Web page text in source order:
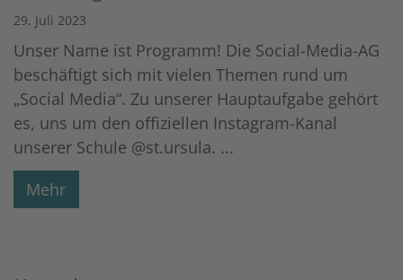
29. Juli 2023
Unser Name ist Programm! Die Social-Media-AG
beschäftigt sich mit vielen Themen rund um
„Social Media“. Zu unserer Hauptaufgabe gehört
es, uns um den offiziellen Instagram-Kanal
unserer Schule @st.ursula. ...
Mehr